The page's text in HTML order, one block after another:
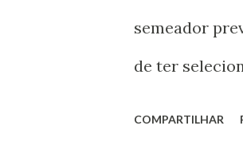
semeador
de ter
COMPARTILHAR